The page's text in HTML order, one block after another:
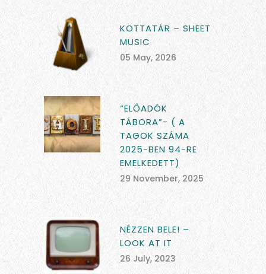
KOTTATÁR – SHEET
MUSIC
05 May, 2026
“ELŐADÓK
TÁBORA”- ( A
TAGOK SZÁMA
2025-BEN 94-RE
EMELKEDETT)
29 November, 2025
NÉZZEN BELE! –
LOOK AT IT
26 July, 2023